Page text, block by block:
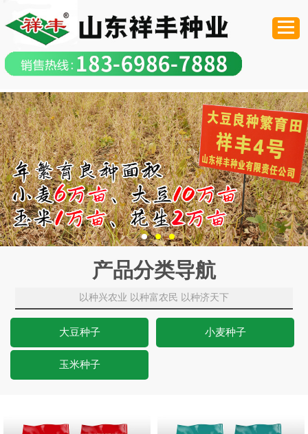
产品分类导航
以种兴农业 以种富农民 以种济天下
大豆种子 小麦种子
玉米种子